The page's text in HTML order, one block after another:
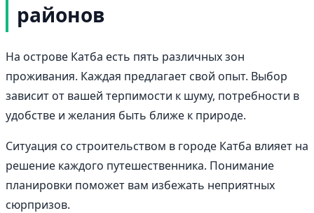
районов
На острове Катба есть пять различных зон
проживания. Каждая предлагает свой опыт. Выбор
зависит от вашей терпимости к шуму, потребности в
удобстве и желания быть ближе к природе.
Ситуация со строительством в городе Катба влияет на
решение каждого путешественника. Понимание
планировки поможет вам избежать неприятных
сюрпризов.